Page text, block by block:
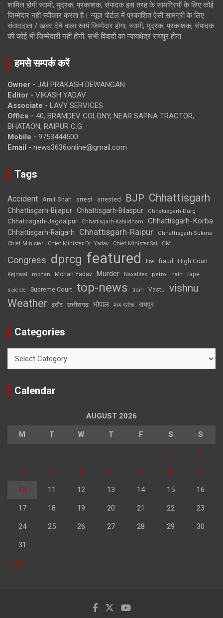
शामिल होगी स्वामी, मुद्रक, प्रकाशक, संपादक इस तरह के सामग्रियों के लिए कोई
ज़िम्मेदार नहीं स्वीकार करता है। न्यूज़ पोर्टल में प्रकाशित ऐसी सामग्री के लिए
संवाददाता / खबर देने वाला स्वयं जिम्मेदार होगा, स्वामी, मुद्रक, प्रकाशक, संपादक
की कोई भी जिम्मेदारी नहीं होगी. सभी विवादों का न्यायक्षेत्र रायपुर होगा
हमसे सम्पर्क करें
Owner - JAI PRAKASH DEWANGAN
Editor - VIKASH YADAV
Associate - LAVY SERVICES
Office - 40, BRAMDEV COLONY, NEAR SAPNA TRACTOR,
BHATAON, RAIPUR C.G.
Mobile - 9753444500
Email - news3636online@gmail.com
Tags
Accident Amit Shah arrest arrested BJP Chhattisgarh
Chhattisgarh-Bijapur Chhattisgarh-Bilaspur Chhattisgarh-Durg
Chhattisgarh-Jagdalpur Chhattisgarh-Kabirdham Chhattisgarh-Korba
Chhattisgarh-Raigarh Chhattisgarh-Raipur
Chhattisgarh-Sukma
Chief Minister
Chief Minister Dr. Yadav Chief Minister Sai CM
Congress dprcg featured fire fraud High Court
Kejriwal mohan Mohan Yadav Murder Naxalites petrol rain rape
suicide Supreme Court top-news train Vastu vishnu
Weather इंदौर छत्तीसगढ़ भोपाल मध्य प्रदेश रायपुर
Categories
Calendar
AUGUST 2026
M T W T F S S
1 2
3 4 5 6 7 8 9
10 11 12 13 14 15 16
17 18 19 20 21 22 23
24 25 26 27 28 29 30
31
« Jul